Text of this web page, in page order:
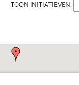
TOON INITIATIEVEN: